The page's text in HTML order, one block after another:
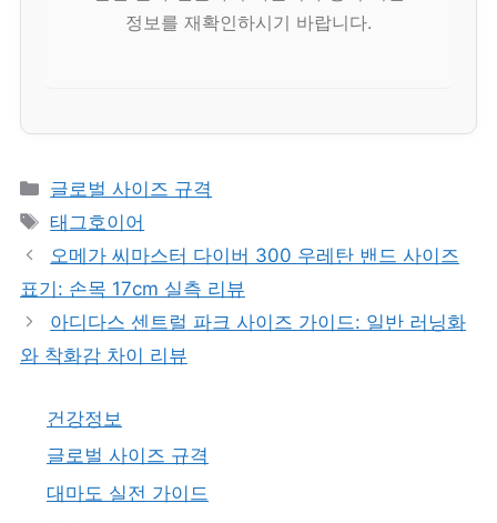
정보를 재확인하시기 바랍니다.
카
테
고
리
글로벌 사이즈 규격
태
그
태그호이어
오메가 씨마스터 다이버 300 우레탄 밴드 사이즈
표기: 손목 17cm 실측 리뷰
아디다스 센트럴 파크 사이즈 가이드: 일반 러닝화
와 착화감 차이 리뷰
건강정보
글로벌 사이즈 규격
대마도 실전 가이드